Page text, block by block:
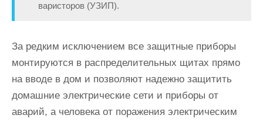
варисторов (УЗИП).
За редким исключением все защитные приборы
монтируются в распределительных щитах прямо
на вводе в дом и позволяют надежно защитить
домашние электрические сети и приборы от
аварий, а человека от поражения электрическим